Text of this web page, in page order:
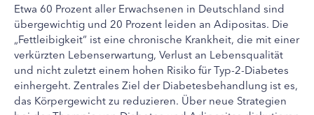
Etwa 60 Prozent aller Erwachsenen in Deutschland sind
übergewichtig und 20 Prozent leiden an Adipositas. Die
„Fettleibigkeit“ ist eine chronische Krankheit, die mit einer
verkürzten Lebenserwartung, Verlust an Lebensqualität
und nicht zuletzt einem hohen Risiko für Typ-2-Diabetes
einhergeht. Zentrales Ziel der Diabetesbehandlung ist es,
das Körpergewicht zu reduzieren. Über neue Strategien